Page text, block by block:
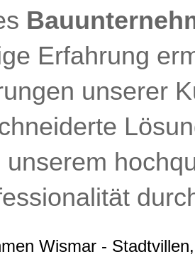
Erfahrung
unserer
Wismar -